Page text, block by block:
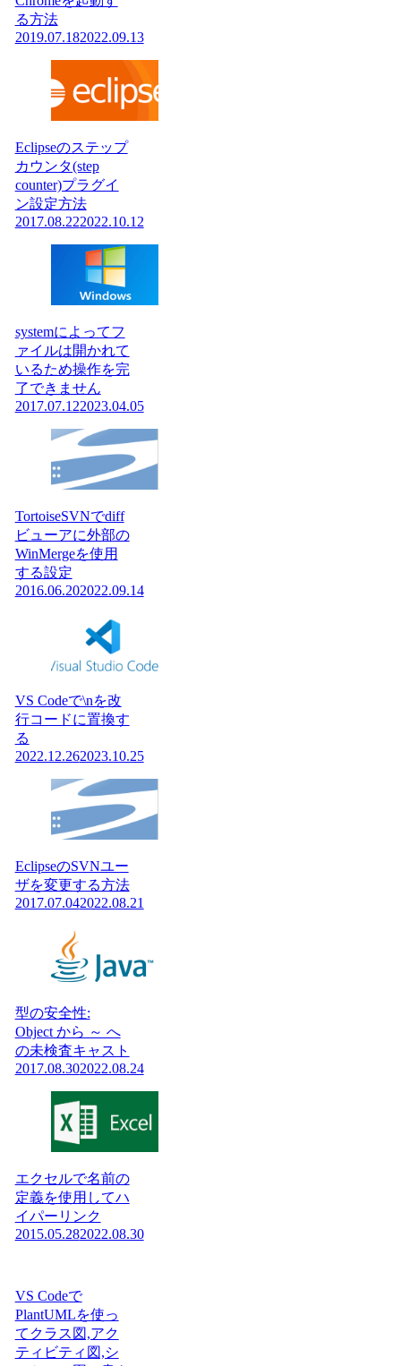
る方法
2019.07.182022.09.13
Eclipseのステップ
カウンタ(step
counter)プラグイ
ン設定方法
2017.08.222022.10.12
systemによってフ
ァイルは開かれて
いるため操作を完
了できません
2017.07.122023.04.05
TortoiseSVNでdiff
ビューアに外部の
WinMergeを使用
する設定
2016.06.202022.09.14
VS Codeで\nを改
行コードに置換す
る
2022.12.262023.10.25
EclipseのSVNユー
ザを変更する方法
2017.07.042022.08.21
型の安全性:
Object から ～ へ
の未検査キャスト
2017.08.302022.08.24
エクセルで名前の
定義を使用してハ
イパーリンク
2015.05.282022.08.30
VS Codeで
PlantUMLを使っ
てクラス図,アク
ティビティ図,シ